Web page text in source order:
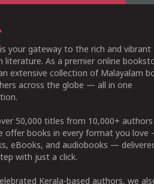
your gateway to the rich and vibrant
literature. As a premier online
extensive collection of Malayalam
across the globe — all in one
50,000 titles from 10,000+ authors
offer books in every format you love
eBooks, and audiobooks —
with just a click.
Kerala-based authors, we